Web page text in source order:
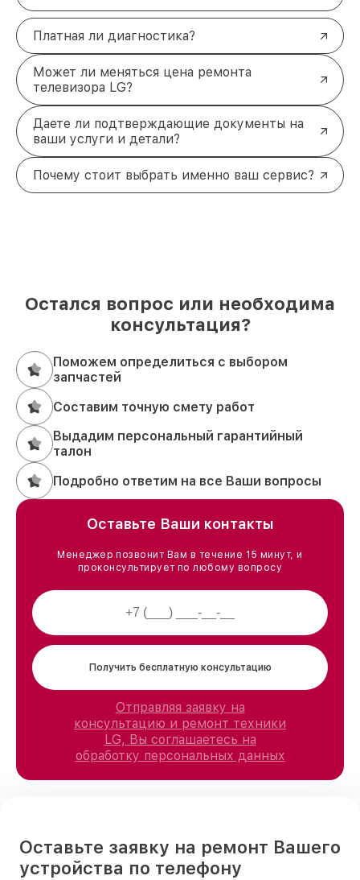
Платная ли диагностика?
Может ли меняться цена ремонта
телевизора LG?
Даете ли подтверждающие документы на
ваши услуги и детали?
Почему стоит выбрать именно ваш сервис?
Остался вопрос или необходима
консультация?
Поможем определиться с выбором
запчастей
Составим точную смету работ
Выдадим персональный гарантийный
талон
Подробно ответим на все Ваши вопросы
Оставьте Ваши контакты
Менеджер позвонит Вам в течение 15 минут, и
проконсультирует по любому вопросу
Получить бесплатную консультацию
Отправляя заявку на
консультацию и ремонт техники
LG, Вы соглашаетесь на
обработку персональных данных
Оставьте заявку на ремонт Вашего
устройства по телефону